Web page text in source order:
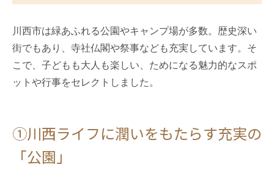
川西市は緑あふれる公園やキャンプ場が多数。歴史深い
街でもあり、寺社仏閣や祭事なども充実しています。そ
こで、子どもも大人も楽しい、ためになる魅力的なスポ
ットや行事をセレクトしました。
①川西ライフに潤いをもたらす充実の
「公園」